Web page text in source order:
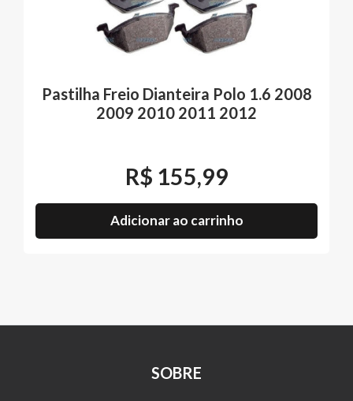
Pastilha Freio Dianteira Polo 1.6 2008
2009 2010 2011 2012
R$ 155,99
Adicionar ao carrinho
SOBRE